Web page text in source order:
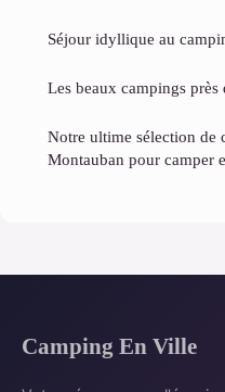
Séjour idyllique au
Les beaux campings près
Notre ultime sélection de
Montauban pour camper
Camping En Ville